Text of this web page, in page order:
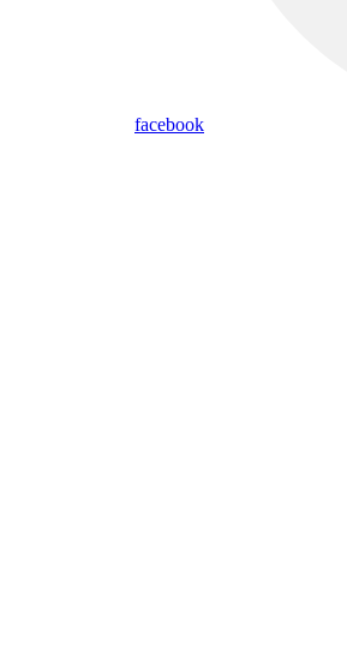
facebook